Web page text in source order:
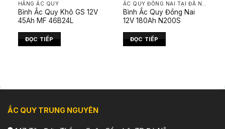
HÃNG ẮC QUY
Bình Ắc Quy Khô GS 12V
45Ah MF 46B24L
ĐỌC TIẾP
Bình Ắc Quy Đồng Nai
12V 180Ah N200S
ĐỌC TIẾP
ẮC QUY TRUNG NGUYÊN